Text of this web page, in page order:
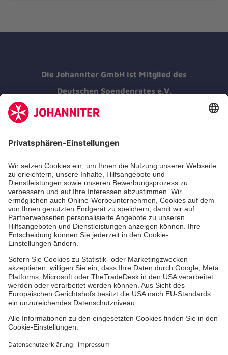
Die Johanniter GmbH ist Mitglied des
Deutschen Spendenrates e.V.
Kununu Top Company 2026
Medizin & Pflege
Zentren
Patienten
Zuweiser
Hinweisgebersystem